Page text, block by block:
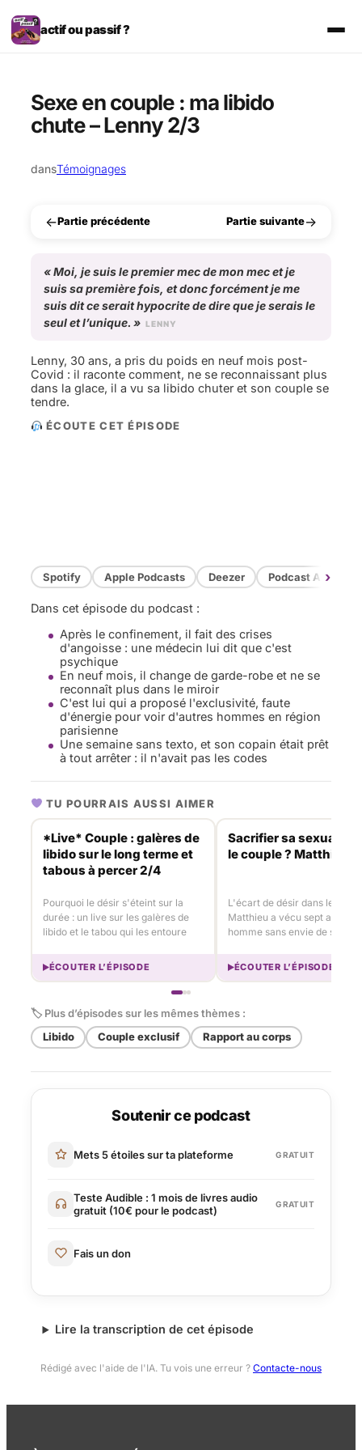
Aller
au
contenu
actif ou passif ?
Sexe en couple : ma libido
chute – Lenny 2/3
dansTémoignages
←Partie précédente Partie suivante→
«Moi, je suis le premier mec de mon mec et je
suis sa première fois, et donc forcément je me
suis dit ce serait hypocrite de dire que je serais le
seul et l’unique. » LENNY
Lenny, 30 ans, a pris du poids en neuf mois post-
Covid : il raconte comment, ne se reconnaissant plus
dans la glace, il a vu sa libido chuter et son couple se
tendre.
ÉCOUTE CET ÉPISODE
Spotify Apple Podcasts Deezer Podcast Addict
›
Dans cet épisode du podcast :
Après le confinement, il fait des crises
d'angoisse : une médecin lui dit que c'est
psychique
En neuf mois, il change de garde-robe et ne se
reconnaît plus dans le miroir
C'est lui qui a proposé l'exclusivité, faute
d'énergie pour voir d'autres hommes en région
parisienne
Une semaine sans texto, et son copain était prêt
à tout arrêter : il n'avait pas les codes
TU POURRAIS AUSSI AIMER
*Live* Couple : galères de
libido sur le long terme et
tabous à percer 2/4
Pourquoi le désir s'éteint sur la
durée : un live sur les galères de
libido et le tabou qui les entoure
ÉCOUTER L’ÉPISODE
Sacrifier sa sexualité
le couple ? Matthieu
L'écart de désir dans le
Matthieu a vécu sept ans
homme sans envie de sexe
ÉCOUTER L’ÉPISODE
🏷 Plus d’épisodes sur les mêmes thèmes :
Libido
Couple exclusif Rapport au corps
Soutenir ce podcast
Mets 5 étoiles sur ta plateforme GRATUIT
Teste Audible : 1 mois de livres audio
gratuit (10€ pour le podcast)
GRATUIT
Fais un don
Lire la transcription de cet épisode
Rédigé avec l'aide de l'IA. Tu vois une erreur ? Contacte-nous